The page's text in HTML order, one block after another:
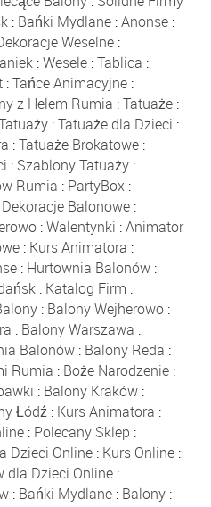
: Bańki Mydlane:Anonse:
Weselne :
:Wesele:Tablica :
:Tańce Animacyjne :
z Helem Rumia :Tatuaże:
:Tatuaże dla Dzieci :
:Tatuaże Brokatowe:
: Szablony Tatuaży :
Rumia : PartyBox:
Dekoracje Balonowe :
:Walentynki :Animator
: Kurs Animatora :
: Hurtownia Balonów :
: Katalog Firm :
: Balony Wejherowo:
: Balony Warszawa :
Balonów : Balony Reda :
Rumia : Boże Narodzenie:
: Balony Kraków :
Łódź : Kurs Animatora :
: Polecany Sklep :
Dzieci Online: Kurs Online:
dla Dzieci Online :
: Bańki Mydlane : Balony :